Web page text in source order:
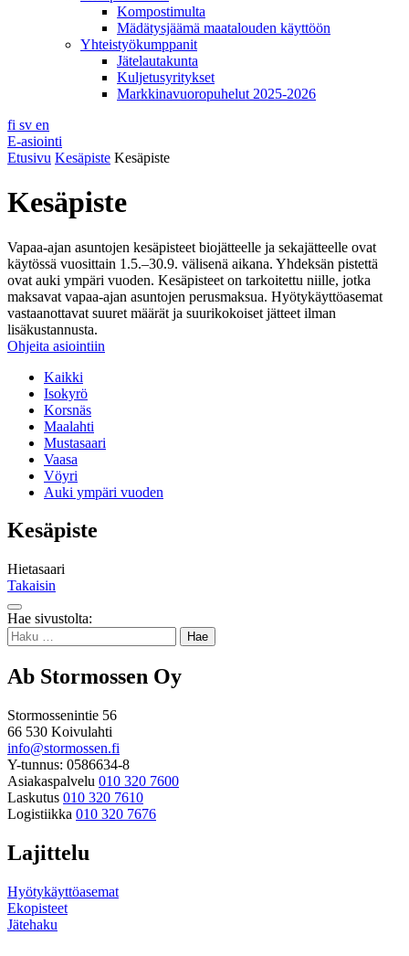
Kompostimulta
Mädätysjäämä maatalouden käyttöön
Yhteistyökumppanit
Jätelautakunta
Kuljetusyritykset
Markkinavuoropuhelut 2025-2026
fi sv en
E-asiointi
Etusivu Kesäpiste Kesäpiste
Kesäpiste
Vapaa-ajan asuntojen kesäpisteet biojätteelle ja sekajätteelle ovat
käytössä vuosittain 1.5.–30.9. välisenä aikana. Yhdeksän pistettä
ovat auki ympäri vuoden. Kesäpisteet on tarkoitettu niille, jotka
maksavat vapaa-ajan asuntojen perusmaksua. Hyötykäyttöasemat
vastaanottavat suuret määrät ja suurikokoiset jätteet ilman
lisäkustannusta.
Ohjeita asiointiin
Kaikki
Isokyrö
Korsnäs
Maalahti
Mustasaari
Vaasa
Vöyri
Auki ympäri vuoden
Kesäpiste
Hietasaari
Takaisin
Takaisin
ylös
Hae sivustolta:
Haku:
Ab Stormossen Oy
Stormossenintie 56
66 530 Koivulahti
info@stormossen.fi
Y-tunnus: 0586634-8
Asiakaspalvelu 010 320 7600
Laskutus 010 320 7610
Logistiikka 010 320 7676
Lajittelu
Hyötykäyttöasemat
Ekopisteet
Jätehaku